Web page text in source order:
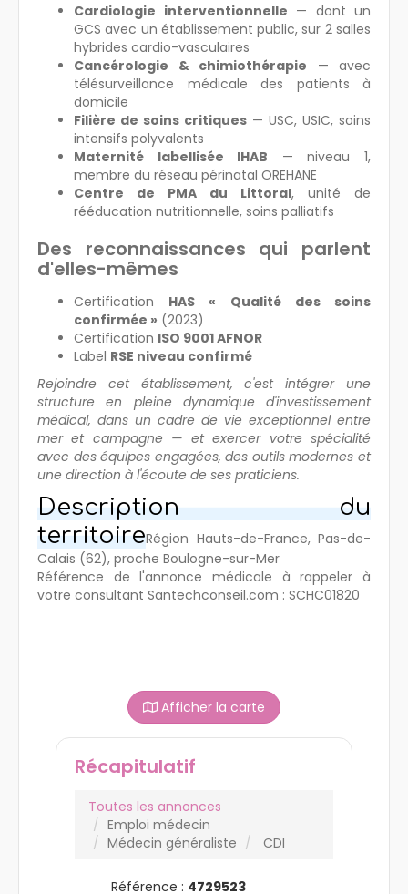
Cardiologie interventionnelle — dont un
GCS avec un établissement public, sur 2 salles
hybrides cardio-vasculaires
Cancérologie & chimiothérapie — avec
télésurveillance médicale des patients à
domicile
Filière de soins critiques — USC, USIC, soins
intensifs polyvalents
Maternité labellisée IHAB — niveau 1,
membre du réseau périnatal OREHANE
Centre de PMA du Littoral, unité de
rééducation nutritionnelle, soins palliatifs
Des reconnaissances qui parlent
d'elles-mêmes
Certification HAS « Qualité des soins
confirmée » (2023)
Certification ISO 9001 AFNOR
Label RSE niveau confirmé
Rejoindre cet établissement, c'est intégrer une
structure en pleine dynamique d'investissement
médical, dans un cadre de vie exceptionnel entre
mer et campagne — et exercer votre spécialité
avec des équipes engagées, des outils modernes et
une direction à l'écoute de ses praticiens.
Description du
territoireRégion Hauts-de-France, Pas-de-
Calais (62), proche Boulogne-sur-Mer
Référence de l'annonce médicale à rappeler à
votre consultant Santechconseil.com : SCHC01820
Afficher la carte
Récapitulatif
Toutes les annonces
Emploi médecin
Médecin généraliste
CDI
Référence : 4729523